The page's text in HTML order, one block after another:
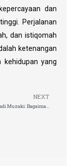
dan
Perjalanan
dan istiqomah
ketenangan
yang
NEXT
Dari Mustahik Jadi Muzaki: Bagaimana Zakat Mengubah Kehidupan Lewat Modal Usaha Produktif?